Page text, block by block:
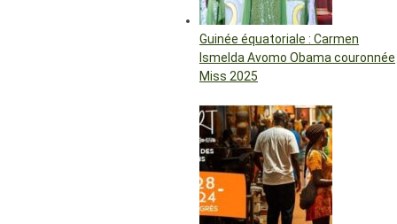
Guinée équatoriale : Carmen
Ismelda Avomo Obama couronnée
Miss 2025